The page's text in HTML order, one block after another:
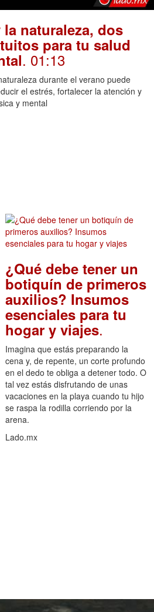
naturaleza, dos
para tu salud
. 01:13
durante el verano puede
el estrés, fortalecer la atención y
y mental
¿Qué debe tener un
botiquín de primeros
auxilios? Insumos
esenciales para tu
hogar y viajes.
Imagina que estás preparando la
cena y, de repente, un corte profundo
en el dedo te obliga a detener todo. O
tal vez estás disfrutando de unas
vacaciones en la playa cuando tu hijo
se raspa la rodilla corriendo por la
arena.
Lado.mx